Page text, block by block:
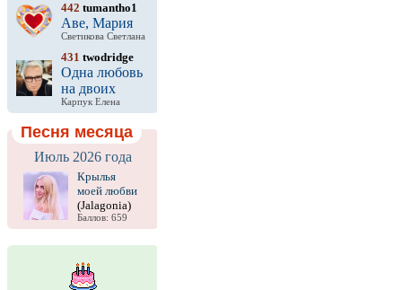
442 tumantho1
Аве, Мария
Светикова Светлана
431 twodridge
Одна любовь
на двоих
Карпук Елена
Песня месяца
Июль 2026 года
Крылья
моей любви
(Jalagonia)
Баллов: 659